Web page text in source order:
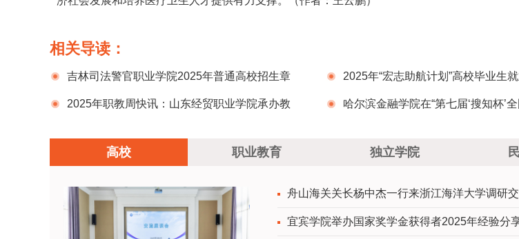
相关导读：
吉林司法警官职业学院2025年普通高校招生章
程
2025年“宏志助航计划”高校毕业生
训兰州石化职业技术大学培训基地开班
2025年职教周快讯：山东经贸职业学院承办教 哈尔滨金融学院在“第七届‘搜知杯’
高校 职业教育 独立学院
舟山海关关长杨中杰一行来浙江海洋大学调研
宜宾学院举办国家奖学金获得者2025年经验分